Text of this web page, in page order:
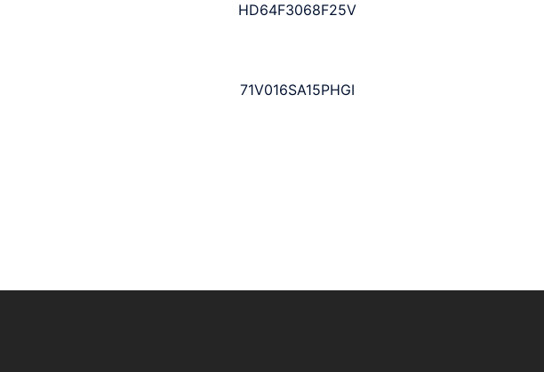
HD64F3068F25V
71V016SA15PHGI